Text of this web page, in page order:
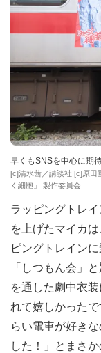
早くもSNSを中心に期
[c]清水茜／講談社 [c]原田
く細胞」 製作委員会
ラッピングトレ
を上げたマイカ
ピングトレイン
「しつもん会」
を通した劇中衣
れて嬉しかった
らい電車が好き
した！」とまさ